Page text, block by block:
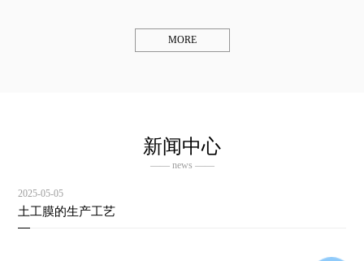
MORE
新闻中心
—— news ——
2025-05-05
土工膜的生产工艺